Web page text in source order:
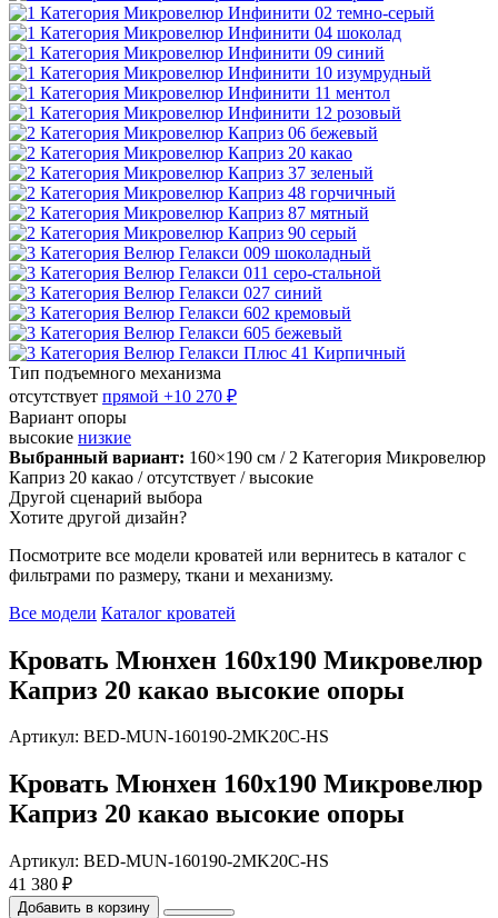
Тип подъемного механизма
отсутствует прямой +10 270 ₽
Вариант опоры
высокие низкие
Выбранный вариант: 160×190 см / 2 Категория Микровелюр
Каприз 20 какао / отсутствует / высокие
Другой сценарий выбора
Хотите другой дизайн?
Посмотрите все модели кроватей или вернитесь в каталог с
фильтрами по размеру, ткани и механизму.
Все модели Каталог кроватей
Кровать Мюнхен 160х190 Микровелюр
Каприз 20 какао высокие опоры
Артикул: BED-MUN-160190-2MK20C-HS
Кровать Мюнхен 160х190 Микровелюр
Каприз 20 какао высокие опоры
Артикул: BED-MUN-160190-2MK20C-HS
41 380 ₽
Добавить в корзину